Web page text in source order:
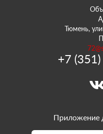
Тюмень,
+7
Приложение